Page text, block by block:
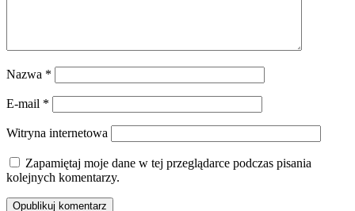
Nazwa *
E-mail *
Witryna internetowa
Zapamiętaj moje dane w tej przeglądarce podczas pisania
kolejnych komentarzy.